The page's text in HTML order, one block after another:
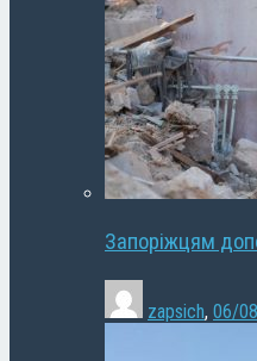
Запоріжцям
zapsich, 06/